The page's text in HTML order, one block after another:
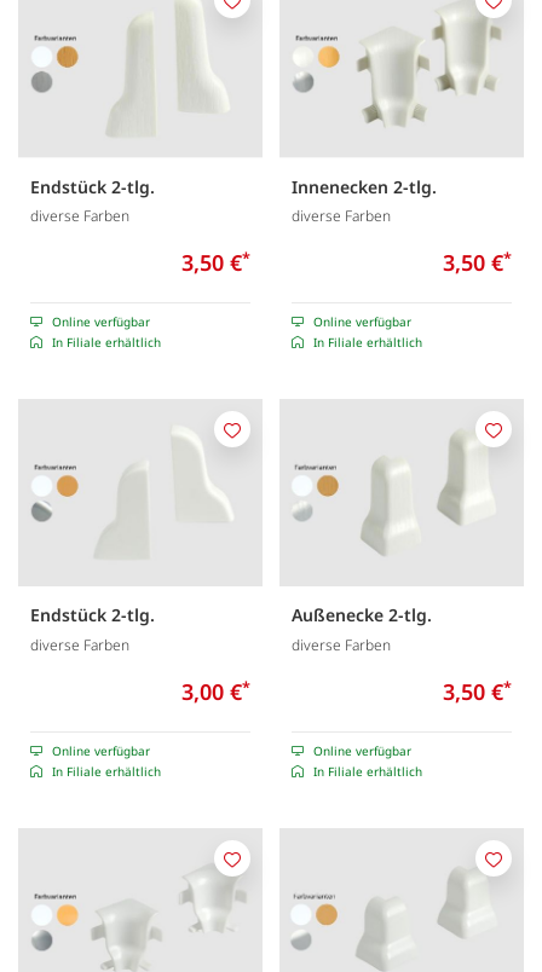
Endstück 2-tlg.
diverse Farben
3,50 €*
Online verfügbar
In Filiale erhältlich
Merken
Innenecken 2-tlg.
diverse Farben
3,50 €*
Online verfügbar
In Filiale erhältlich
Endstück 2-tlg.
diverse Farben
3,00 €*
Online verfügbar
In Filiale erhältlich
Merken
Außenecke 2-tlg.
diverse Farben
3,50 €*
Online verfügbar
In Filiale erhältlich
Merken